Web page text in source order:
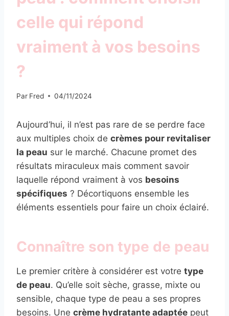
celle qui répond
vraiment à vos besoins
?
Par Fred 04/11/2024
Aujourd’hui, il n’est pas rare de se perdre face
aux multiples choix de crèmes pour revitaliser
la peau sur le marché. Chacune promet des
résultats miraculeux mais comment savoir
laquelle répond vraiment à vos besoins
spécifiques ? Décortiquons ensemble les
éléments essentiels pour faire un choix éclairé.
Connaître son type de peau
Le premier critère à considérer est votre type
de peau. Qu’elle soit sèche, grasse, mixte ou
sensible, chaque type de peau a ses propres
besoins. Une crème hydratante adaptée peut